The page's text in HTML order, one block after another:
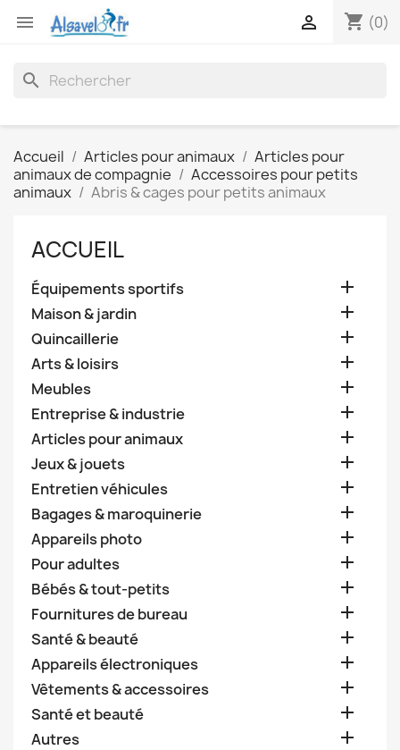
 shopping_cart (0)

search
Accueil Articles pour animaux
Articles pour
animaux de compagnie
Accessoires pour petits
animaux
Abris & cages pour petits animaux
ACCUEIL
Équipements sportifs 
Maison & jardin 
Quincaillerie 
Arts & loisirs 
Meubles 
Entreprise & industrie 
Articles pour animaux 
Jeux & jouets 
Entretien véhicules 
Bagages & maroquinerie 
Appareils photo 
Pour adultes 
Bébés & tout-petits 
Fournitures de bureau 
Santé & beauté 
Appareils électroniques 
Vêtements & accessoires 
Santé et beauté 
Autres 